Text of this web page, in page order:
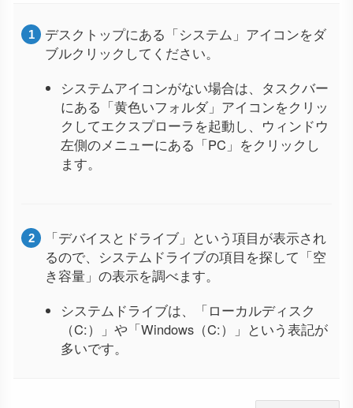
デスクトップにある「システム」アイコンをダ
ブルクリックしてください。
システムアイコンがない場合は、タスクバー
にある「黄色いフォルダ」アイコンをクリッ
クしてエクスプローラを起動し、ウィンドウ
左側のメニューにある「PC」をクリックし
ます。
「デバイスとドライブ」という項目が表示され
るので、システムドライブの項目を探して「空
き容量」の表示を調べます。
システムドライブは、「ローカルディスク
（C:）」や「Windows（C:）」という表記が
多いです。